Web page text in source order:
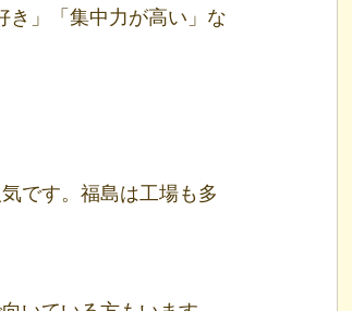
き」「集中力が高い」な